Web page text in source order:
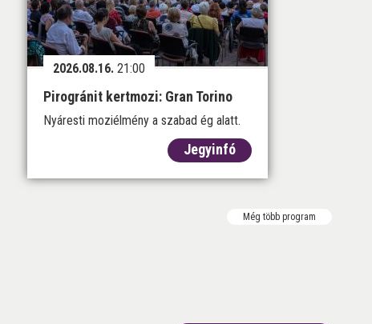
2026.08.16. 21:00
Pirogránit kertmozi: Gran Torino
Nyáresti moziélmény a szabad ég alatt.
Jegyinfó
Még több program